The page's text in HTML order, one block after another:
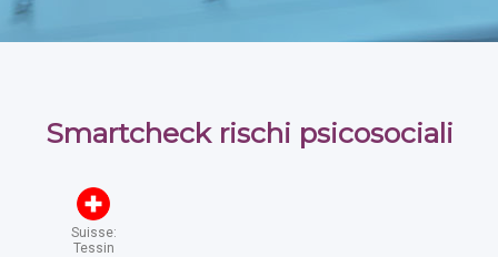
Smartcheck rischi psicosociali
Suisse:
Tessin